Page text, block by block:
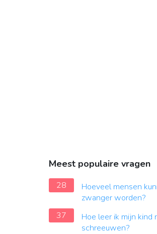
Meest populaire vragen
28
Hoeveel mensen
zwanger worden?
37
Hoe leer ik mijn kind
schreeuwen?